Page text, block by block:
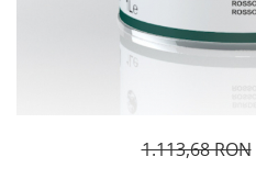
1.113,68 RON